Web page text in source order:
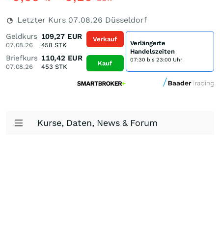
Letzter Kurs 07.08.26 Düsseldorf
Geldkurs
07.08.26
109,27 EUR
458 STK
Briefkurs
07.08.26
110,42 EUR
453 STK
Verkauf
Kauf
Verlängerte
Handelszeiten
07:30 bis 23:00 Uhr
Kurse, Daten, News & Forum